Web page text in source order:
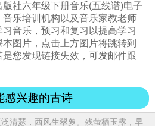
社六年级下册音乐(五线谱)电子
乐培训机构以及音乐家教老师
音乐，预习和复习以提高学习
图片，点击上方图片将跳转到
您发现链接失效，可发邮件跟
感兴趣的古诗
清瑟，西风生翠萝。残萤栖玉露，早